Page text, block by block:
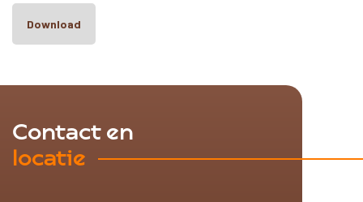
Download
Contact en
locatie